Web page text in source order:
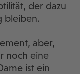
der dazu
bleiben.
aber,
noch eine
ist ein